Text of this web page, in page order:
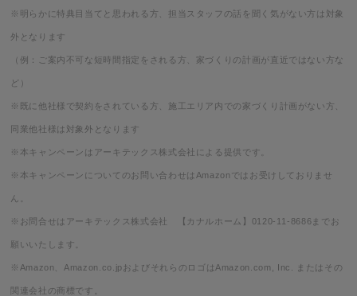
※明らかに特典目当てと思われる方、担当スタッフの話を聞く気がない方は対象
外となります
（例：ご案内不可な短時間指定をされる方、家づくりの計画が直近ではない方な
ど）
※既に他社様で契約をされている方、施工エリア内での家づくり計画がない方、
同業他社様は対象外となります
※本キャンペーンはアーキテックス株式会社による提供です。
※本キャンペーンについてのお問い合わせはAmazonではお受けしておりませ
ん。
※お問合せはアーキテックス株式会社 【カナルホーム】0120-11-8686までお
願いいたします。
※Amazon、Amazon.co.jpおよびそれらのロゴはAmazon.com, Inc. またはその
関連会社の商標です。